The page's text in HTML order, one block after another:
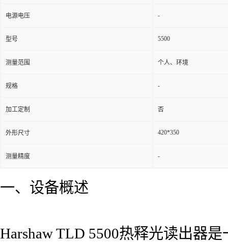
电源电压 -
型号 5500
测量范围 个人、环境
规格 -
加工定制 否
外形尺寸 420*350
测量精度 -
一、设备概述
Harshaw TLD 5500热释光读出器